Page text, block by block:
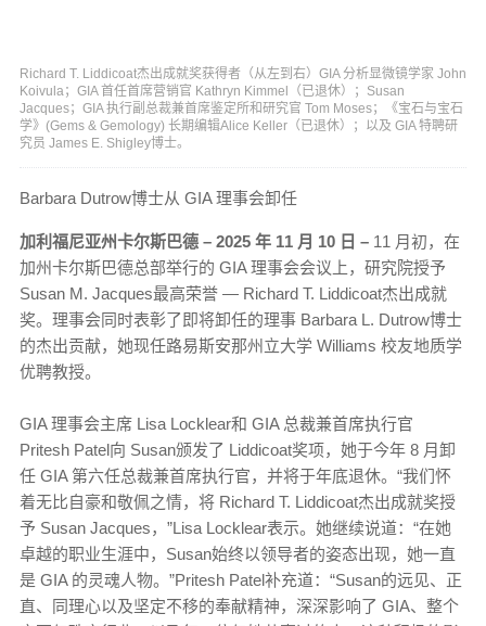
Richard T. Liddicoat杰出成就奖获得者（从左到右）GIA 分析显微镜学家 John
Koivula；GIA 首任首席营销官 Kathryn Kimmel（已退休）；Susan
Jacques；GIA 执行副总裁兼首席鉴定所和研究官 Tom Moses；《宝石与宝石
学》(Gems & Gemology) 长期编辑Alice Keller（已退休）；以及 GIA 特聘研
究员 James E. Shigley博士。
Barbara Dutrow博士从 GIA 理事会卸任
加利福尼亚州卡尔斯巴德 – 2025 年 11 月 10 日 – 11 月初，在
加州卡尔斯巴德总部举行的 GIA 理事会会议上，研究院授予
Susan M. Jacques最高荣誉 — Richard T. Liddicoat杰出成就
奖。理事会同时表彰了即将卸任的理事 Barbara L. Dutrow博士
的杰出贡献，她现任路易斯安那州立大学 Williams 校友地质学
优聘教授。
GIA 理事会主席 Lisa Locklear和 GIA 总裁兼首席执行官
Pritesh Patel向 Susan颁发了 Liddicoat奖项，她于今年 8 月卸
任 GIA 第六任总裁兼首席执行官，并将于年底退休。“我们怀
着无比自豪和敬佩之情，将 Richard T. Liddicoat杰出成就奖授
予 Susan Jacques，”Lisa Locklear表示。她继续说道：“在她
卓越的职业生涯中，Susan始终以领导者的姿态出现，她一直
是 GIA 的灵魂人物。”Pritesh Patel补充道：“Susan的远见、正
直、同理心以及坚定不移的奉献精神，深深影响了 GIA、整个